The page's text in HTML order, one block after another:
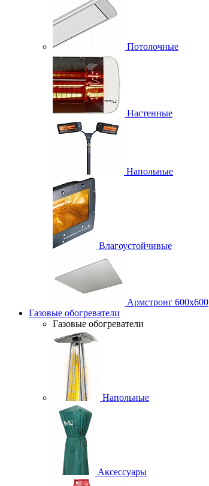
Потолочные
Настенные
Напольные
Влагоустойчивые
Армстронг 600х600
Газовые обогреватели
Газовые обогреватели
Напольные
Аксессуары